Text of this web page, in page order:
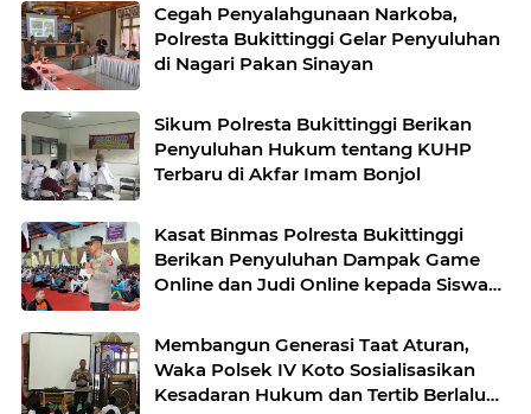
Cegah Penyalahgunaan Narkoba,
Polresta Bukittinggi Gelar Penyuluhan
di Nagari Pakan Sinayan
Sikum Polresta Bukittinggi Berikan
Penyuluhan Hukum tentang KUHP
Terbaru di Akfar Imam Bonjol
Kasat Binmas Polresta Bukittinggi
Berikan Penyuluhan Dampak Game
Online dan Judi Online kepada Siswa
Membangun Generasi Taat Aturan,
Waka Polsek IV Koto Sosialisasikan
Kesadaran Hukum dan Tertib Berlalu